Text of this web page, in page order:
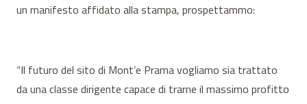
un manifesto affidato alla stampa, prospettammo:
“Il futuro del sito di Mont’e Prama vogliamo sia trattato
da una classe dirigente capace di trarne il massimo profitto